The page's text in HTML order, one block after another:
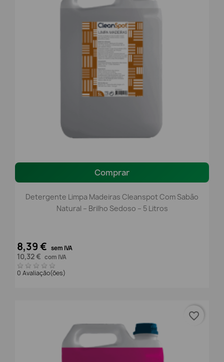
Comprar
Detergente Limpa Madeiras Cleanspot Com Sabão
Natural – Brilho Sedoso – 5 Litros
8,39 € sem IVA
10,32 € com IVA
0 Avaliação(ões)
favorite_border